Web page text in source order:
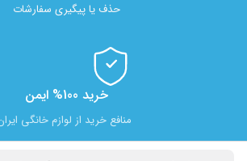
حذف یا پیگیری سفارشات
خرید 100% ایمن
منافع خرید از لوازم خانگی